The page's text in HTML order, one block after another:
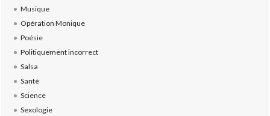
Musique
Opération Monique
Poésie
Politiquement incorrect
Salsa
Santé
Science
Sexologie